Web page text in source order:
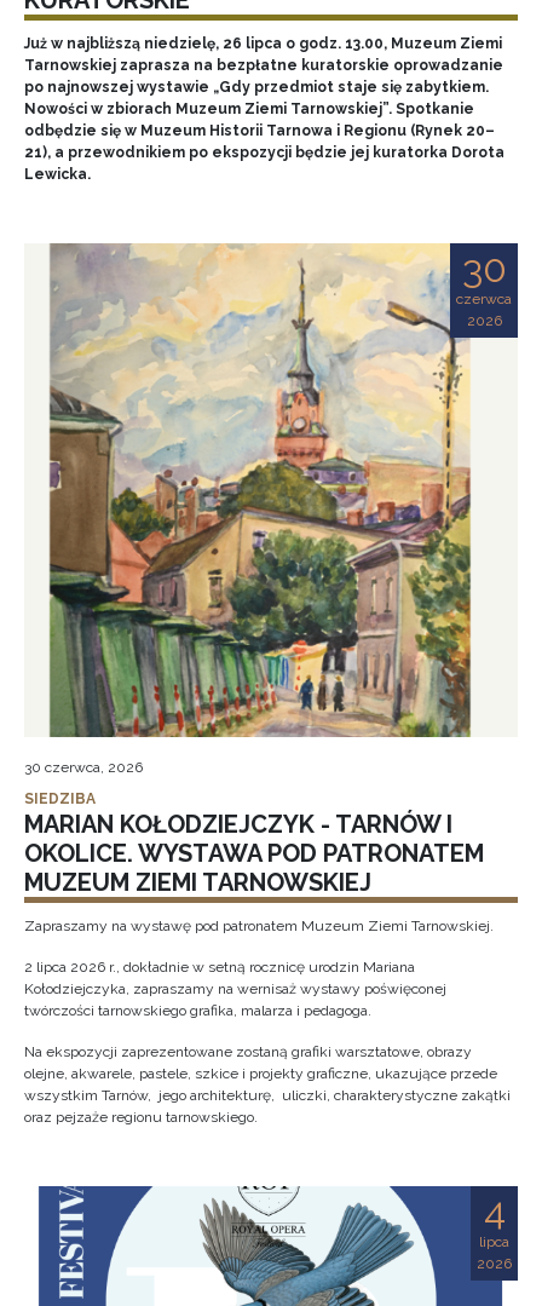
Już w najbliższą niedzielę, 26 lipca o godz. 13.00, Muzeum Ziemi
Tarnowskiej zaprasza na bezpłatne kuratorskie oprowadzanie
po najnowszej wystawie „Gdy przedmiot staje się zabytkiem.
Nowości w zbiorach Muzeum Ziemi Tarnowskiej”. Spotkanie
odbędzie się w Muzeum Historii Tarnowa i Regionu (Rynek 20–
21), a przewodnikiem po ekspozycji będzie jej kuratorka Dorota
Lewicka.
30
czerwca
2026
30 czerwca, 2026
SIEDZIBA
MARIAN KOŁODZIEJCZYK - TARNÓW I
OKOLICE. WYSTAWA POD PATRONATEM
MUZEUM ZIEMI TARNOWSKIEJ
Zapraszamy na wystawę pod patronatem Muzeum Ziemi Tarnowskiej.
2 lipca 2026 r., dokładnie w setną rocznicę urodzin Mariana
Kołodziejczyka, zapraszamy na wernisaż wystawy poświęconej
twórczości tarnowskiego grafika, malarza i pedagoga.
Na ekspozycji zaprezentowane zostaną grafiki warsztatowe, obrazy
olejne, akwarele, pastele, szkice i projekty graficzne, ukazujące przede
wszystkim Tarnów, jego architekturę, uliczki, charakterystyczne zakątki
oraz pejzaże regionu tarnowskiego.
4
lipca
2026